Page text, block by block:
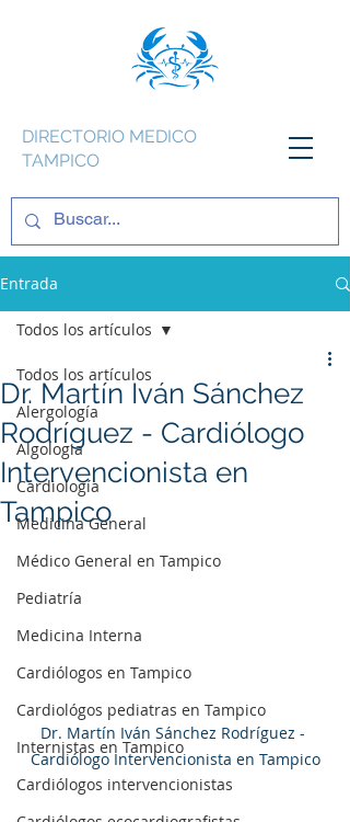
DIRECTORIO MEDICO
TAMPICO
Entrada
Todos los artículos
Alergología
Algologia
Cardiología
Medicina General
Médico General en Tampico
Pediatría
Medicina Interna
Cardiólogos en Tampico
Cardiológos pediatras en Tampico
Internistas en Tampico
Cardiólogos intervencionistas
Todos los artículos
Dr. Martín Iván Sánchez
Rodríguez - Cardiólogo
Intervencionista en
Tampico
Dr. Martín Iván Sánchez Rodríguez -
Cardiólogo Intervencionista en Tampico